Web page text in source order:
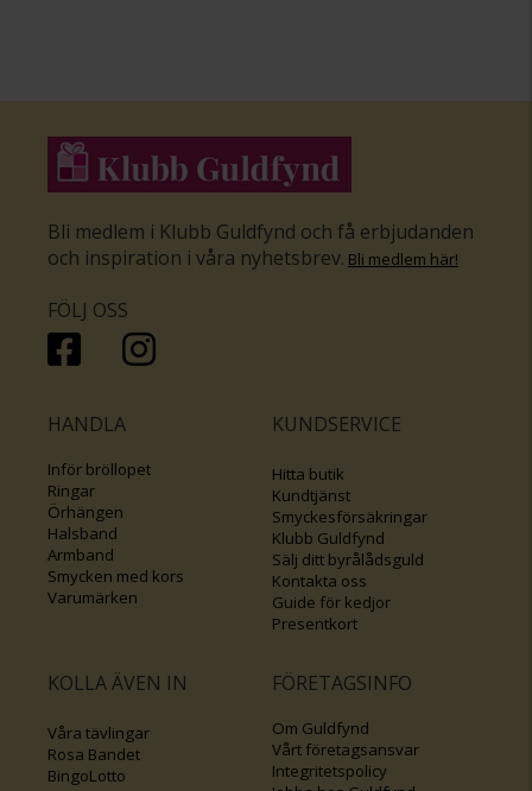
Bli medlem i Klubb Guldfynd och få erbjudanden
och inspiration i våra nyhetsbrev. Bli medlem här!
FÖLJ OSS
HANDLA
Inför bröllopet
Ringar
Örhängen
Halsband
Armband
Smycken med kors
Varumärken
KUNDSERVICE
Hitta butik
Kundtjänst
Smyckesförsäkringar
Klubb Guldfynd
Sälj ditt byrålådsguld
Kontakta oss
Guide för kedjor
Presentkort
KOLLA ÄVEN IN
Våra tävlingar
Rosa Bandet
BingoLotto
FÖRETAGSINFO
Om Guldfynd
Vårt företagsansvar
Integritetspolicy